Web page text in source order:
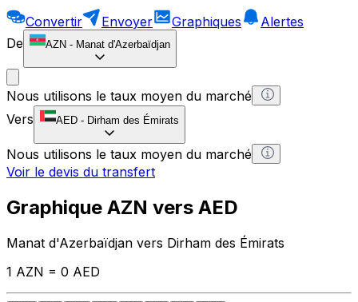
Convertir Envoyer Graphiques
Alertes
De
AZN - Manat d'Azerbaïdjan
Nous utilisons le taux moyen du marché
Vers
AED - Dirham des Émirats
Nous utilisons le taux moyen du marché
Voir le devis du transfert
Graphique AZN vers AED
Manat d'Azerbaïdjan vers Dirham des Émirats
1 AZN = 0 AED